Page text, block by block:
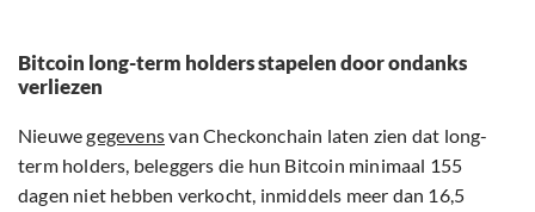
Bitcoin long-term holders stapelen door ondanks
verliezen
Nieuwegegevensvan Checkonchain laten zien dat long-
term holders, beleggers die hun Bitcoin minimaal 155
dagen niet hebben verkocht, inmiddels meer dan 16,5